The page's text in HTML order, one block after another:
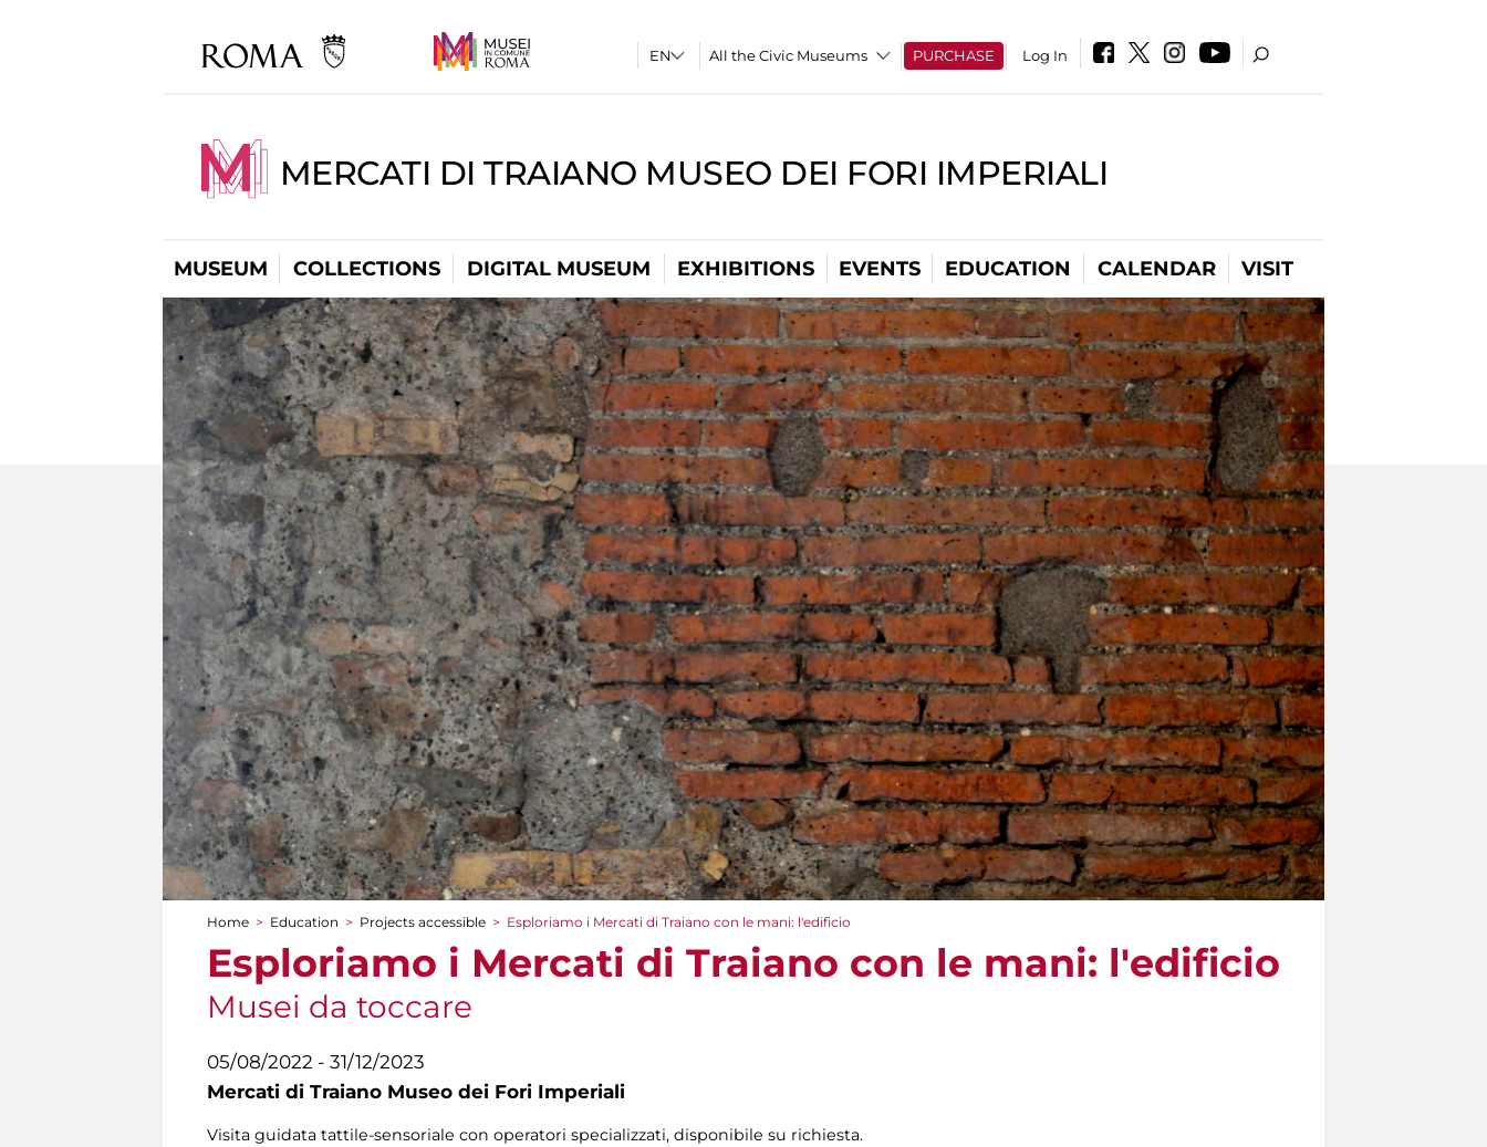
All the Civic Museums PURCHASE Log In
MERCATI DI TRAIANO MUSEO DEI FORI IMPERIALI
MUSEUM COLLECTIONS DIGITAL MUSEUM EXHIBITIONS EVENTS EDUCATION CALENDAR VISIT
You are here
Home > Education > Projects accessible > Esploriamo i Mercati di Traiano con le mani: l'edificio
Esploriamo i Mercati di Traiano con le mani: l'edificio
Musei da toccare
05/08/2022 - 31/12/2023
Mercati di Traiano Museo dei Fori Imperiali
Visita guidata tattile-sensoriale con operatori specializzati, disponibile su richiesta.